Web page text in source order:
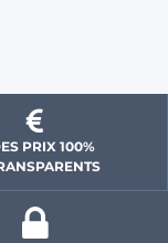
PRIX 100%